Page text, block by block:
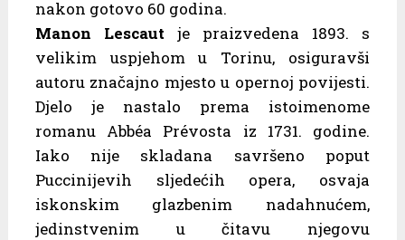
nakon gotovo 60 godina.
Manon Lescaut je praizvedena 1893. s
velikim uspjehom u Torinu, osiguravši
autoru značajno mjesto u opernoj povijesti.
Djelo je nastalo prema istoimenome
romanu Abbéa Prévosta iz 1731. godine.
Iako nije skladana savršeno poput
Puccinijevih sljedećih opera, osvaja
iskonskim glazbenim nadahnućem,
jedinstvenim u čitavu njegovu